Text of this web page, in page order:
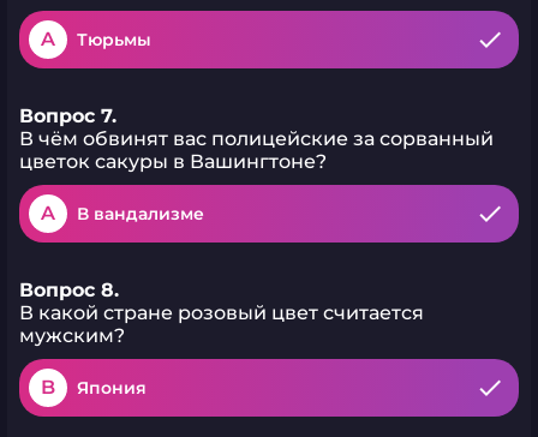
A Тюрьмы
Вопрос 7.
В чём обвинят вас полицейские за сорванный
цветок сакуры в Вашингтоне?
A В вандализме
Вопрос 8.
В какой стране розовый цвет считается
мужским?
B Япония